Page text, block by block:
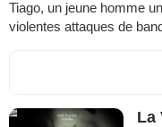
Tiago, un jeune homme
violentes attaques de
La